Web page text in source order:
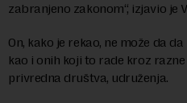
zabranjeno zakonom“, izjavio je
On, kako je rekao, ne može da
kao i onih koji to rade kroz
privredna društva, udruženja.